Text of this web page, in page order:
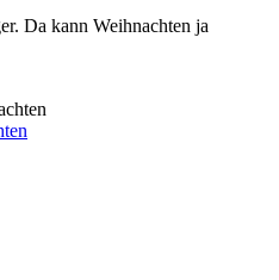
Da kann Weihnachten ja